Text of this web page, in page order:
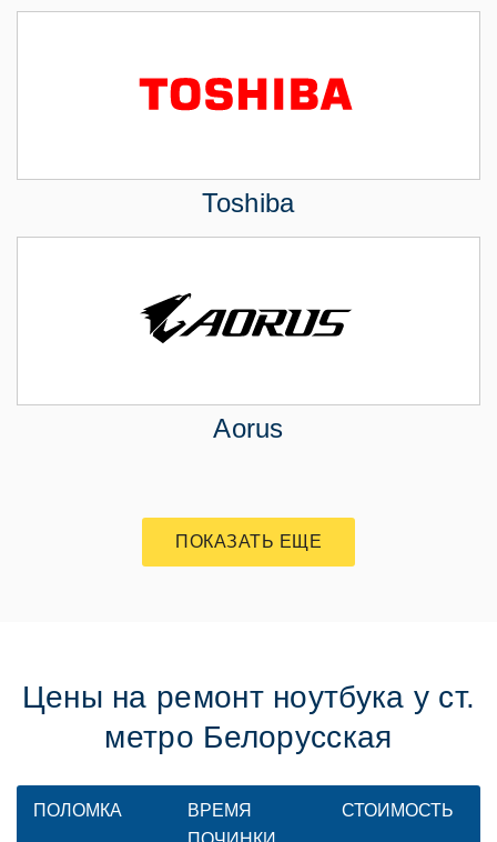
Toshiba
Aorus
ПОКАЗАТЬ ЕЩЕ
Цены на ремонт ноутбука у ст.
метро Белорусская
ПОЛОМКА
ВРЕМЯ
СТОИМОСТЬ